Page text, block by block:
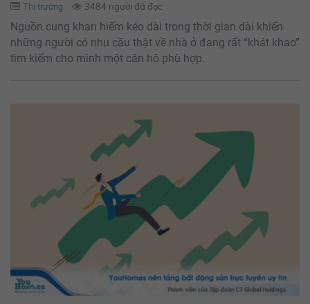
Thị trường 3484 người đã đọc
Nguồn cung khan hiếm kéo dài trong thời gian dài khiến
những người có nhu cầu thật về nhà ở đang rất “khát khao”
tìm kiếm cho mình một căn hộ phù hợp.